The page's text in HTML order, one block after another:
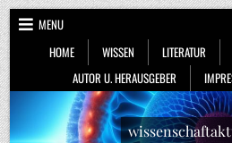
Skip
to
content
MENU
HOME
WISSEN LITERATUR
AUTOR U. HERAUSGEBER